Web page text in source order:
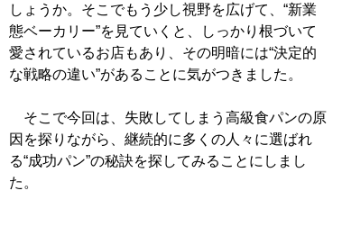
しょうか。そこでもう少し視野を広げて、“新業
態ベーカリー”を見ていくと、しっかり根づいて
愛されているお店もあり、その明暗には“決定的
な戦略の違い”があることに気がつきました。
そこで今回は、失敗してしまう高級食パンの原
因を探りながら、継続的に多くの人々に選ばれ
る“成功パン”の秘訣を探してみることにしまし
た。